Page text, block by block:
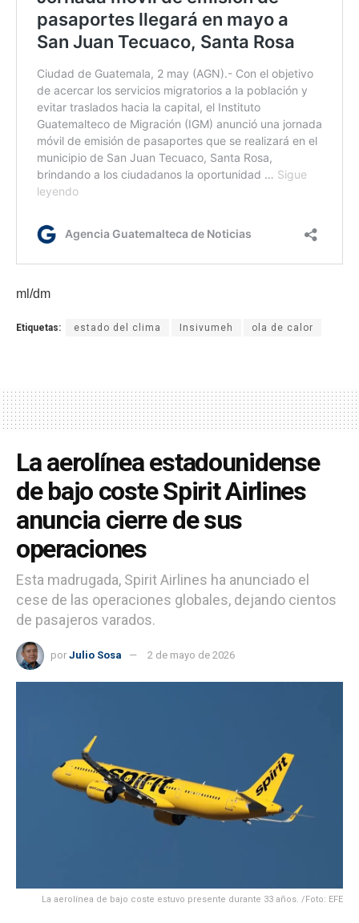
ml/dm
Etiquetas: estado del clima Insivumeh ola de calor
La aerolínea estadounidense
de bajo coste Spirit Airlines
anuncia cierre de sus
operaciones
Esta madrugada, Spirit Airlines ha anunciado el
cese de las operaciones globales, dejando cientos
de pasajeros varados.
por Julio Sosa 2 de mayo de 2026
La aerolínea de bajo coste estuvo presente durante 33 años. /Foto: EFE